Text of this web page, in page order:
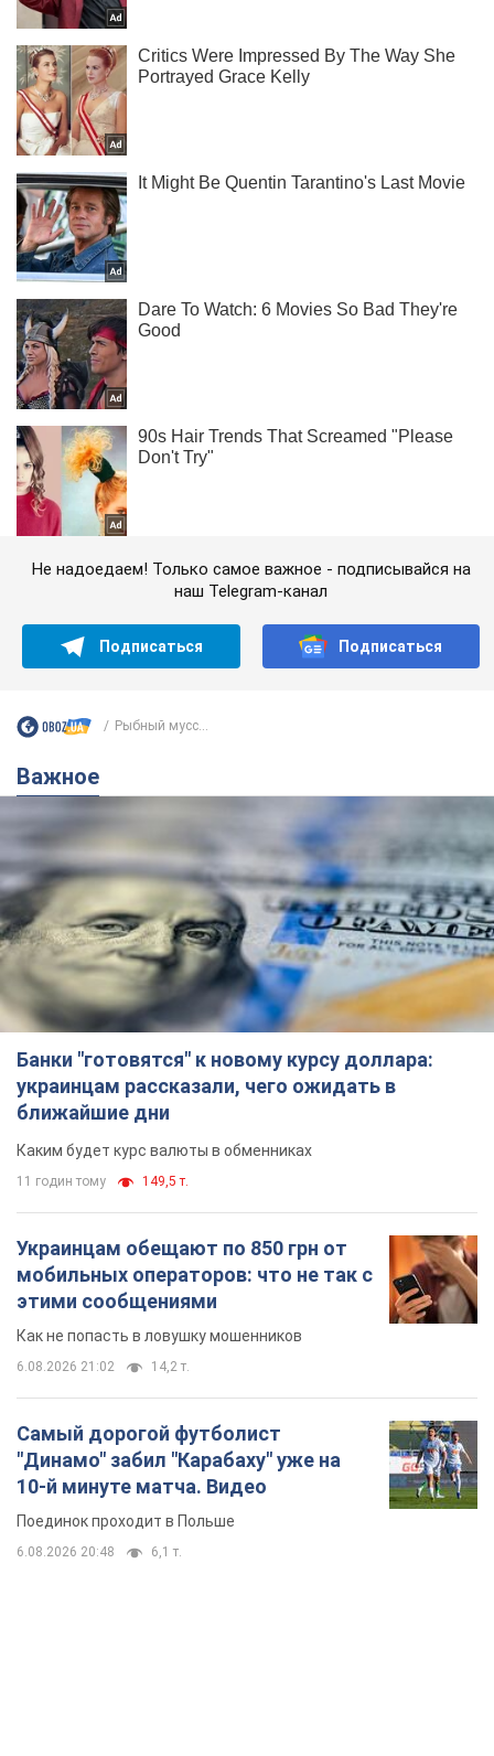
Не надоедаем! Только самое важное - подписывайся на
наш Telegram-канал
Подписаться Подписаться
Рыбный мусс...
Важное
Банки "готовятся" к новому курсу доллара:
украинцам рассказали, чего ожидать в
ближайшие дни
Каким будет курс валюты в обменниках
11 годин тому 149,5 т.
Украинцам обещают по 850 грн от
мобильных операторов: что не так с
этими сообщениями
Как не попасть в ловушку мошенников
6.08.2026 21:02 14,2 т.
Самый дорогой футболист
"Динамо" забил "Карабаху" уже на
10-й минуте матча. Видео
Поединок проходит в Польше
6.08.2026 20:48 6,1 т.